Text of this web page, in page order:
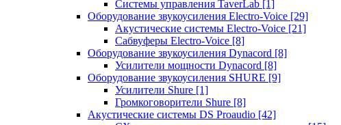
Системы управления TaverLab [1]
Оборудование звукоусиления Electro-Voice [29]
Акустические системы Electro-Voice [21]
Сабвуферы Electro-Voice [8]
Оборудование звукоусиления Dynacord [8]
Усилители мощности Dynacord [8]
Оборудование звукоусиления SHURE [9]
Усилители Shure [1]
Громкоговорители Shure [8]
Акустические системы DS Proaudio [42]